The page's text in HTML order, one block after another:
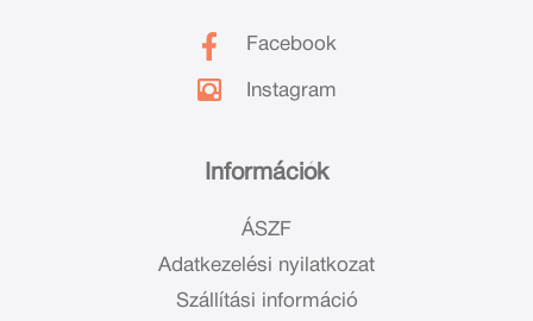
Információk
ÁSZF
Adatkezelési nyilatkozat
Szállítási információ
Facebook
Instagram